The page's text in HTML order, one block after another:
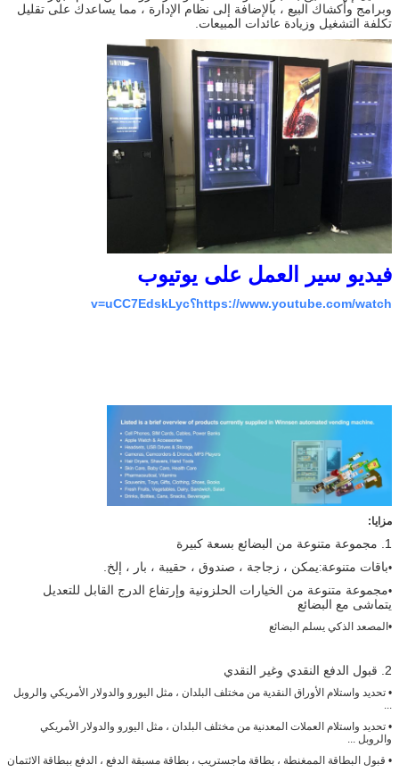
اترك رسالة
وبرامج وأكشاك البيع ، بالإضافة إلى نظام الإدارة ، مما يساعدك على تقليل
تكلفة التشغيل وزيادة عائدات المبيعات.
فيديو سير العمل على يوتيوب
https://www.youtube.com/watch؟v=uCC7EdskLyc
مزايا:
1. مجموعة متنوعة من البضائع بسعة كبيرة
•باقات متنوعة:يمكن ، زجاجة ، صندوق ، حقيبة ، بار ، إلخ.
•مجموعة متنوعة من الخيارات الحلزونية وإرتفاع الدرج القابل للتعديل
يتماشى مع البضائع
• المصعد الذكي يسلم البضائع
2. قبول الدفع النقدي وغير النقدي
• تحديد واستلام الأوراق النقدية من مختلف البلدان ، مثل اليورو والدولار الأمريكي والروبل
...
• تحديد واستلام العملات المعدنية من مختلف البلدان ، مثل اليورو والدولار الأمريكي
والروبل ...
• قبول البطاقة الممغنطة ، بطاقة ماجستريب ، بطاقة مسبقة الدفع ، الدفع ببطاقة الائتمان